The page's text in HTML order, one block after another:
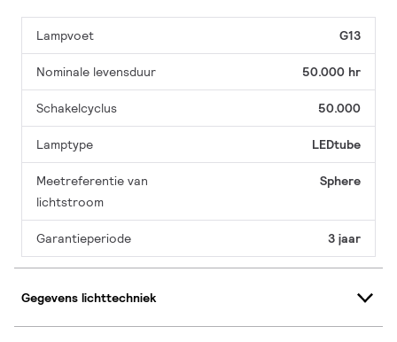
Lampvoet G13
Nominale levensduur 50.000 hr
Schakelcyclus 50.000
Lamptype LEDtube
Meetreferentie van
lichtstroom
Sphere
Garantieperiode 3 jaar
Gegevens lichttechniek